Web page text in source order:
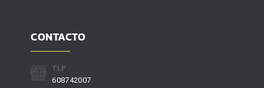
CONTACTO
TLF
608742007